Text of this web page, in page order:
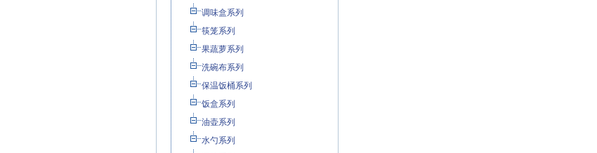
调味盒系列
筷笼系列
果蔬萝系列
洗碗布系列
保温饭桶系列
饭盒系列
油壶系列
水勺系列